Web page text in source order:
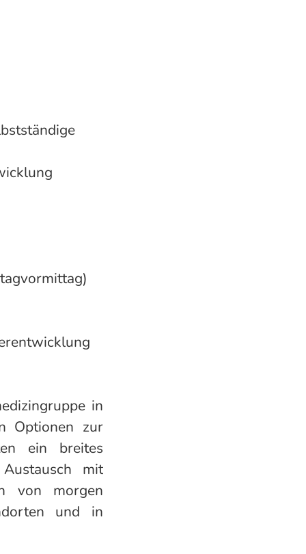
in
Optionen zur
ein breites
mit
von morgen
und in